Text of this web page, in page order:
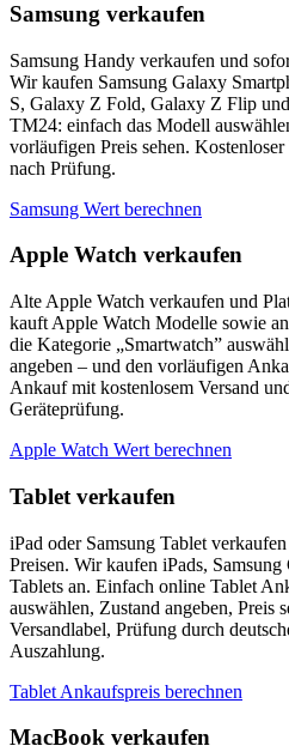
Samsung verkaufen
Samsung Handy verkaufen und
Wir kaufen Samsung Galaxy
S, Galaxy Z Fold, Galaxy Z Flip
TM24: einfach das Modell
vorläufigen Preis sehen.
nach Prüfung.
Samsung Wert berechnen
Apple Watch verkaufen
Alte Apple Watch verkaufen und
kauft Apple Watch Modelle sowie
die Kategorie „Smartwatch”
angeben – und den vorläufigen
Ankauf mit kostenlosem Versand
Geräteprüfung.
Apple Watch Wert berechnen
Tablet verkaufen
iPad oder Samsung Tablet
Preisen. Wir kaufen iPads,
Tablets an. Einfach online Tablet
auswählen, Zustand angeben, Preis
Versandlabel, Prüfung durch
Auszahlung.
Tablet Ankaufspreis berechnen
MacBook verkaufen